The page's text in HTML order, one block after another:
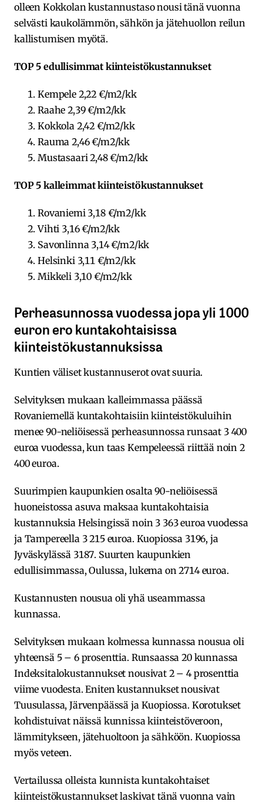
olleen Kokkolan kustannustaso nousi tänä vuonna
selvästi kaukolämmön, sähkön ja jätehuollon reilun
kallistumisen myötä.
TOP 5 edullisimmat kiinteistökustannukset
Kempele 2,22 €/m2/kk
Raahe 2,39 €/m2/kk
Kokkola 2,42 €/m2/kk
Rauma 2,46 €/m2/kk
Mustasaari 2,48 €/m2/kk
TOP 5 kalleimmat kiinteistökustannukset
Rovaniemi 3,18 €/m2/kk
Vihti 3,16 €/m2/kk
Savonlinna 3,14 €/m2/kk
Helsinki 3,11 €/m2/kk
Mikkeli 3,10 €/m2/kk
Perheasunnossa vuodessa jopa yli 1000
euron ero kuntakohtaisissa
kiinteistökustannuksissa
Kuntien väliset kustannuserot ovat suuria.
Selvityksen mukaan kalleimmassa päässä
Rovaniemellä kuntakohtaisiin kiinteistökuluihin
menee 90-neliöisessä perheasunnossa runsaat 3 400
euroa vuodessa, kun taas Kempeleessä riittää noin 2
400 euroa.
Suurimpien kaupunkien osalta 90-neliöisessä
huoneistossa asuva maksaa kuntakohtaisia
kustannuksia Helsingissä noin 3 363 euroa vuodessa
ja Tampereella 3 215 euroa. Kuopiossa 3196, ja
Jyväskylässä 3187. Suurten kaupunkien
edullisimmassa, Oulussa, lukema on 2714 euroa.
Kustannusten nousua oli yhä useammassa
kunnassa.
Selvityksen mukaan kolmessa kunnassa nousua oli
yhteensä 5 – 6 prosenttia. Runsaassa 20 kunnassa
Indeksitalokustannukset nousivat 2 – 4 prosenttia
viime vuodesta. Eniten kustannukset nousivat
Tuusulassa, Järvenpäässä ja Kuopiossa. Korotukset
kohdistuivat näissä kunnissa kiinteistöveroon,
lämmitykseen, jätehuoltoon ja sähköön. Kuopiossa
myös veteen.
Vertailussa olleista kunnista kuntakohtaiset
kiinteistökustannukset laskivat tänä vuonna vain